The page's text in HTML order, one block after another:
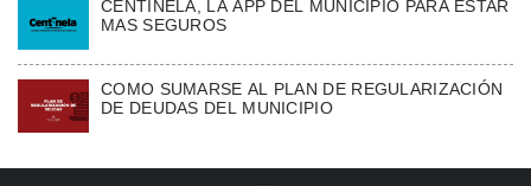
CENTINELA, LA APP DEL MUNICIPIO PARA ESTAR
MAS SEGUROS
COMO SUMARSE AL PLAN DE REGULARIZACIÓN
DE DEUDAS DEL MUNICIPIO